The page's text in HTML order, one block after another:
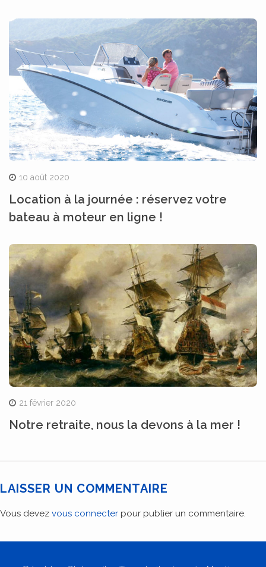
10 août 2020
Location à la journée : réservez votre
bateau à moteur en ligne !
21 février 2020
Notre retraite, nous la devons à la mer !
LAISSER UN COMMENTAIRE
Vous devez vous connecter pour publier un commentaire.